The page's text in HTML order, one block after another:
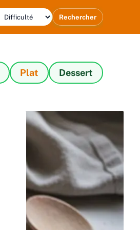
Rechercher
Plat Dessert